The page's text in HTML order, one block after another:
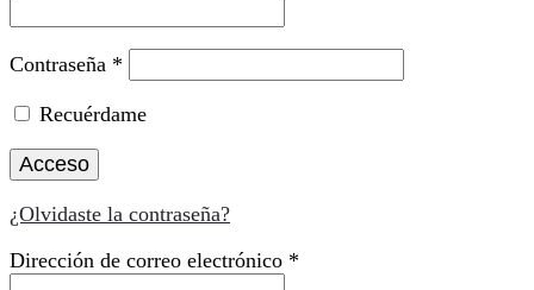
Contraseña *
Recuérdame
Acceso
¿Olvidaste la contraseña?
Dirección de correo electrónico *